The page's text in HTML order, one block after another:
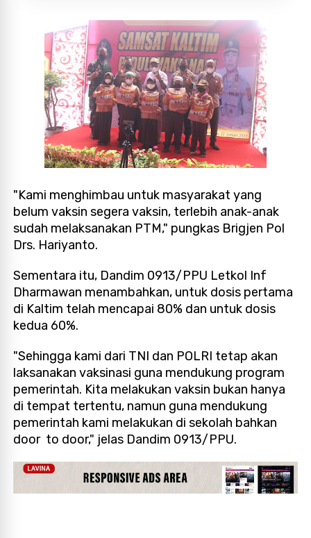
"Kami menghimbau untuk masyarakat yang
belum vaksin segera vaksin, terlebih anak-anak
sudah melaksanakan PTM," pungkas Brigjen Pol
Drs. Hariyanto.
Sementara itu, Dandim 0913/PPU Letkol Inf
Dharmawan menambahkan, untuk dosis pertama
di Kaltim telah mencapai 80% dan untuk dosis
kedua 60%.
"Sehingga kami dari TNI dan POLRI tetap akan
laksanakan vaksinasi guna mendukung program
pemerintah. Kita melakukan vaksin bukan hanya
di tempat tertentu, namun guna mendukung
pemerintah kami melakukan di sekolah bahkan
door to door," jelas Dandim 0913/PPU.